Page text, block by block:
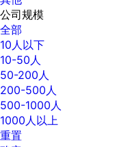
公司规模
全部
10人以下
10-50人
50-200人
200-500人
500-1000人
1000人以上
重置